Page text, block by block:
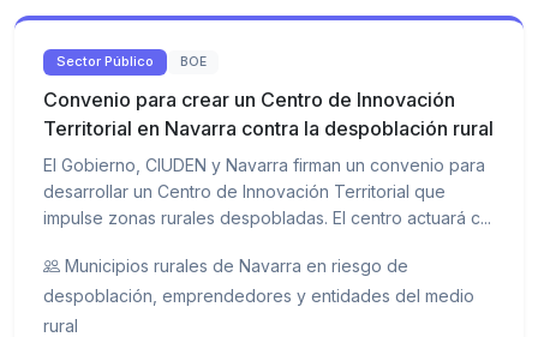
Sector Público BOE
Convenio para crear un Centro de Innovación
Territorial en Navarra contra la despoblación rural
El Gobierno, CIUDEN y Navarra firman un convenio para
desarrollar un Centro de Innovación Territorial que
impulse zonas rurales despobladas. El centro actuará c...
Municipios rurales de Navarra en riesgo de
despoblación, emprendedores y entidades del medio
rural